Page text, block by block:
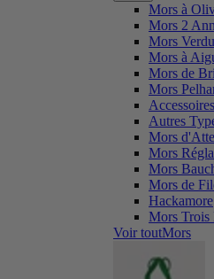
Mors à
Mors 2
Mors
Mors à
Mors de
Mors
Autres
Mors
Mors
Mors
Mors de
Hackamore
Mors Trois
Voir toutMors